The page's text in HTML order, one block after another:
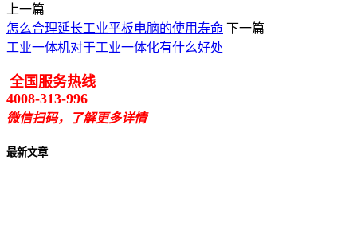
上一篇
怎么合理延长工业平板电脑的使用寿命 下一篇
工业一体机对于工业一体化有什么好处
全国服务热线
4008-313-996
微信扫码，了解更多详情
最新文章